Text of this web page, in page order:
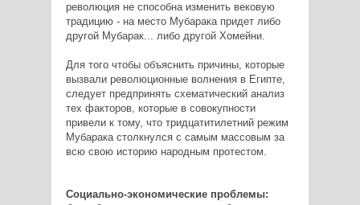
революция не способна изменить вековую
традицию - на место Мубарака придет либо
другой Мубарак... либо другой Хомейни.
Для того чтобы объяснить причины, которые
вызвали революционные волнения в Египте,
следует предпринять схематический анализ
тех факторов, которые в совокупности
привели к тому, что тридцатитилетний режим
Мубарака столкнулся с самым массовым за
всю свою историю народным протестом.
Социально-экономические проблемы: